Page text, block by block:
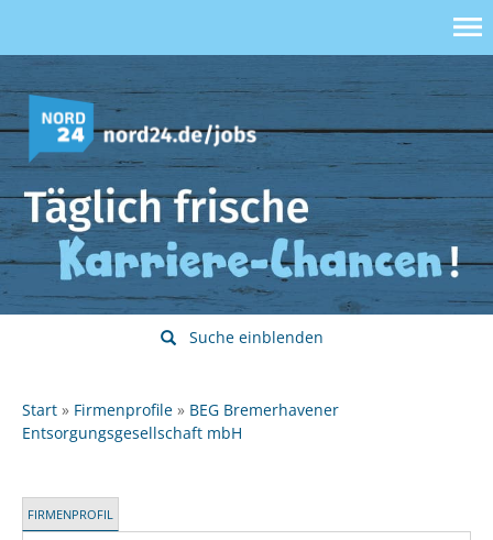
Suche einblenden
Start Firmenprofile
BEG Bremerhavener
Entsorgungsgesellschaft mbH
FIRMENPROFIL